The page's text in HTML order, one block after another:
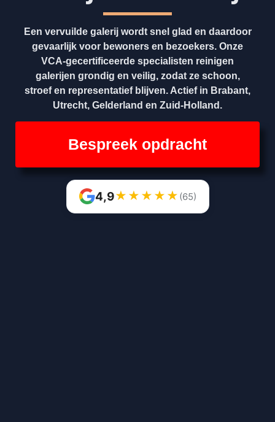
Een vervuilde galerij wordt snel glad en daardoor
gevaarlijk voor bewoners en bezoekers. Onze
VCA-gecertificeerde specialisten reinigen
galerijen grondig en veilig, zodat ze schoon,
stroef en representatief blijven. Actief in Brabant,
Utrecht, Gelderland en Zuid-Holland.
Bespreek opdracht
4,9★ ★ ★ ★ ★ (65)